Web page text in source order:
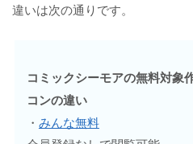
違いは次の通りです。
コミックシーモアの無料対象
コンの違い
・ みんな無料